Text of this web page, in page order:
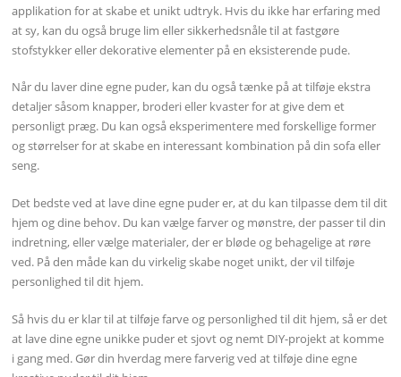
applikation for at skabe et unikt udtryk. Hvis du ikke har erfaring med
at sy, kan du også bruge lim eller sikkerhedsnåle til at fastgøre
stofstykker eller dekorative elementer på en eksisterende pude.
Når du laver dine egne puder, kan du også tænke på at tilføje ekstra
detaljer såsom knapper, broderi eller kvaster for at give dem et
personligt præg. Du kan også eksperimentere med forskellige former
og størrelser for at skabe en interessant kombination på din sofa eller
seng.
Det bedste ved at lave dine egne puder er, at du kan tilpasse dem til dit
hjem og dine behov. Du kan vælge farver og mønstre, der passer til din
indretning, eller vælge materialer, der er bløde og behagelige at røre
ved. På den måde kan du virkelig skabe noget unikt, der vil tilføje
personlighed til dit hjem.
Så hvis du er klar til at tilføje farve og personlighed til dit hjem, så er det
at lave dine egne unikke puder et sjovt og nemt DIY-projekt at komme
i gang med. Gør din hverdag mere farverig ved at tilføje dine egne